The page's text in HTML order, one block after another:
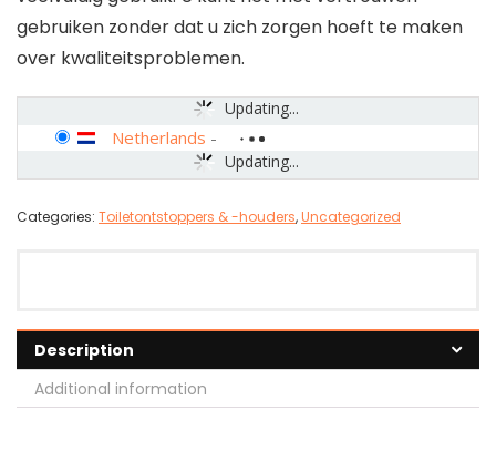
gebruiken zonder dat u zich zorgen hoeft te maken
over kwaliteitsproblemen.
Updating...
Updating...
Netherlands -
Categories: Toiletontstoppers & -houders,Uncategorized
Description
Additional information